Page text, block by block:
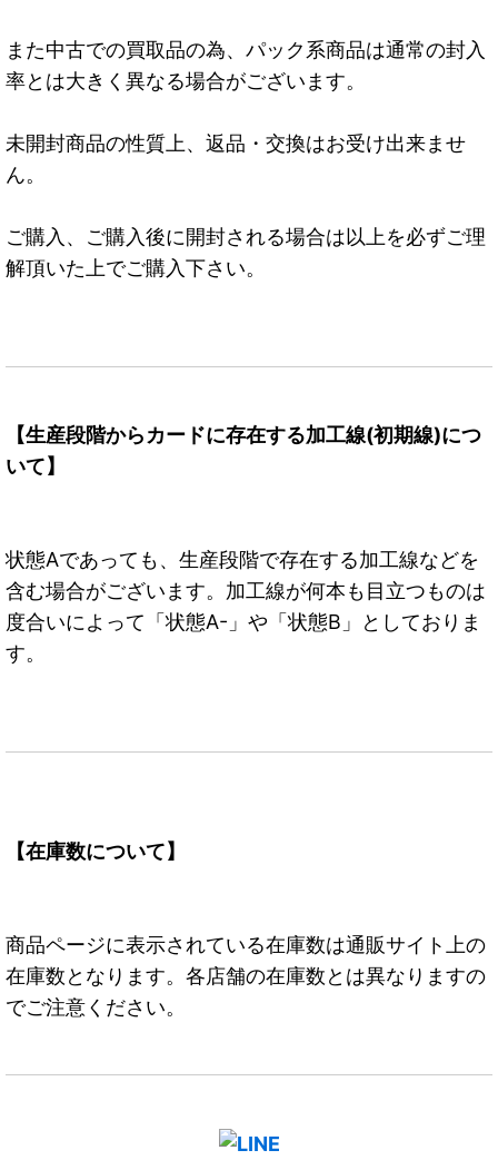
また中古での買取品の為、パック系商品は通常の封入
率とは大きく異なる場合がございます。
未開封商品の性質上、返品・交換はお受け出来ませ
ん。
ご購入、ご購入後に開封される場合は以上を必ずご理
解頂いた上でご購入下さい。
【生産段階からカードに存在する加工線(初期線)につ
いて】
状態Aであっても、生産段階で存在する加工線などを
含む場合がございます。加工線が何本も目立つものは
度合いによって「状態A-」や「状態B」としておりま
す。
【在庫数について】
商品ページに表示されている在庫数は通販サイト上の
在庫数となります。各店舗の在庫数とは異なりますの
でご注意ください。